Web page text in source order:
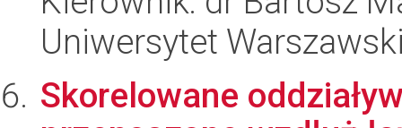
Uniwersytet
Skorelowane